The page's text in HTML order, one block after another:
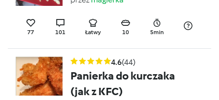
77 101 Łatwy 10 5min
4.6(44)
Panierka do kurczaka
(jak z KFC)